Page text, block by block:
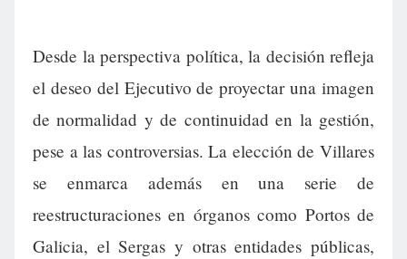
Desde la perspectiva política, la decisión refleja
el deseo del Ejecutivo de proyectar una imagen
de normalidad y de continuidad en la gestión,
pese a las controversias. La elección de Villares
se enmarca además en una serie de
reestructuraciones en órganos como Portos de
Galicia, el Sergas y otras entidades públicas,